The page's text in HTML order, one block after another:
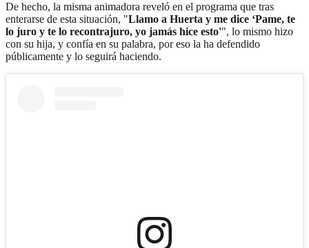
De hecho, la misma animadora reveló en el programa que tras
enterarse de esta situación, "Llamo a Huerta y me dice ‘Pame, te
lo juro y te lo recontrajuro, yo jamás hice esto'", lo mismo hizo
con su hija, y confía en su palabra, por eso la ha defendido
públicamente y lo seguirá haciendo.